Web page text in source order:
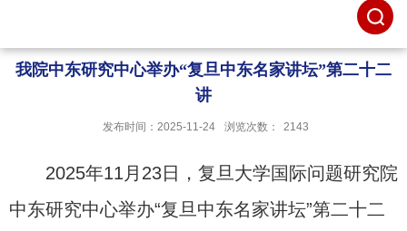
我院中东研究中心举办“复旦中东名家讲坛”第二十二
讲
发布时间：2025-11-24 浏览次数： 2143
2025年11 月 23日，复旦大学国际问题研究院
中东研究中心举办“复旦中东名家讲坛”第二十二